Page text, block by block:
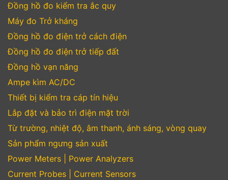
Đồng hồ đo kiểm tra ắc quy
Máy đo Trở kháng
Đồng hồ đo điện trở cách điện
Đồng hồ đo điện trở tiếp đất
Đồng hồ vạn năng
Ampe kìm AC/DC
Thiết bị kiểm tra cáp tín hiệu
Lắp đặt và bảo trì điện mặt trời
Từ trường, nhiệt độ, âm thanh, ánh sáng, vòng quay
Sản phẩm ngưng sản xuất
Power Meters | Power Analyzers
Current Probes | Current Sensors